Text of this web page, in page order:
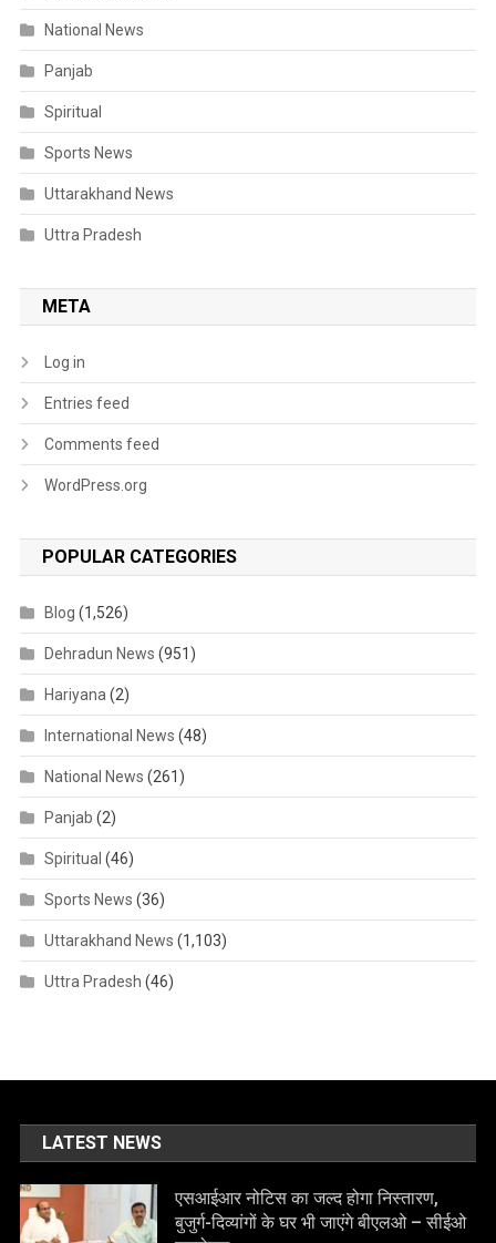
National News
Panjab
Spiritual
Sports News
Uttarakhand News
Uttra Pradesh
META
Log in
Entries feed
Comments feed
WordPress.org
POPULAR CATEGORIES
Blog (1,526)
Dehradun News (951)
Hariyana(2)
International News (48)
National News (261)
Panjab (2)
Spiritual (46)
Sports News (36)
Uttarakhand News (1,103)
Uttra Pradesh (46)
LATEST NEWS
एसआईआर नोटिस का जल्द होगा निस्तारण,
बुजुर्ग-दिव्यांगों के घर भी जाएंगे बीएलओ – सीईओ